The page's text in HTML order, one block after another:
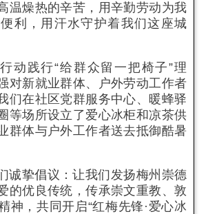
温燥热的辛苦，用辛勤劳动为我
利，用汗水守护着我们这座城
动践行“给群众留一把椅子”理
对新就业群体、户外劳动工作者
们在社区党群服务中心、暖蜂驿
等场所设立了爱心冰柜和凉茶供
群体与户外工作者送去抵御酷暑
诚挚倡议：让我们发扬梅州崇德
的优良传统，传承崇文重教、敦
神，共同开启“红梅先锋·爱心冰